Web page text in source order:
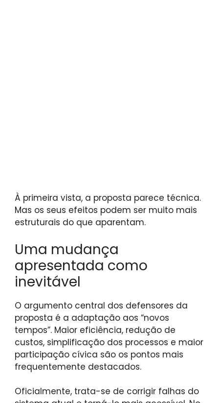
À primeira vista, a proposta parece técnica.
Mas os seus efeitos podem ser muito mais
estruturais do que aparentam.
Uma mudança
apresentada como
inevitável
O argumento central dos defensores da
proposta é a adaptação aos “novos
tempos”. Maior eficiência, redução de
custos, simplificação dos processos e maior
participação cívica são os pontos mais
frequentemente destacados.
Oficialmente, trata-se de corrigir falhas do